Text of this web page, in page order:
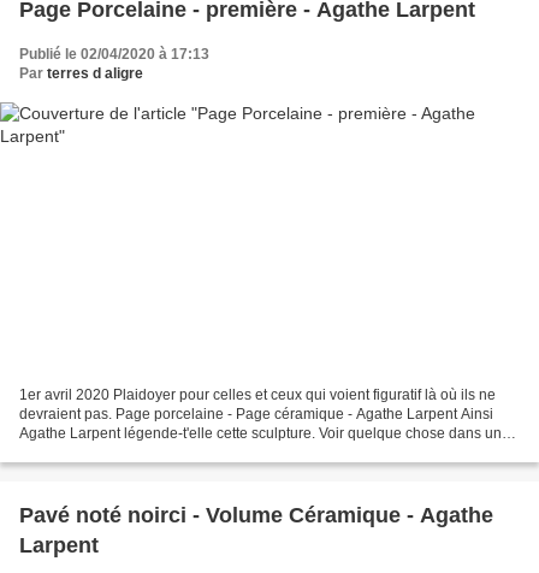
Page Porcelaine - première - Agathe Larpent
Publié le 02/04/2020 à 17:13
Par terres d aligre
1er avril 2020 Plaidoyer pour celles et ceux qui voient figuratif là où ils ne
devraient pas. Page porcelaine - Page céramique - Agathe Larpent Ainsi
Agathe Larpent légende-t'elle cette sculpture. Voir quelque chose dans un
Pavé noté noirci - Volume Céramique - Agathe
Larpent